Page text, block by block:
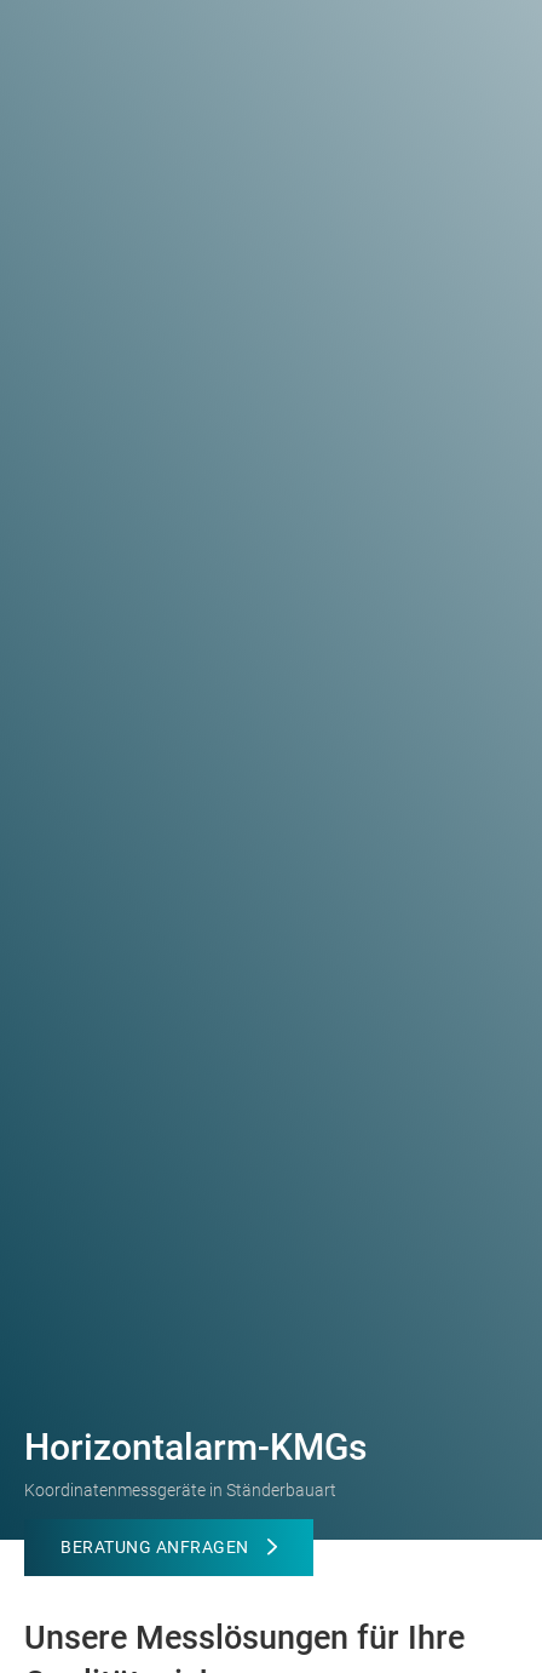
Horizontalarm-KMGs
Koordinatenmessgeräte in Ständerbauart
BERATUNG ANFRAGEN
Unsere Messlösungen für Ihre